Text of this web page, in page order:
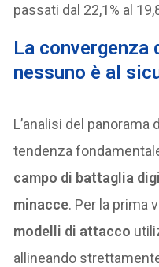
passati dal 22,1% al
La convergenza
nessuno è al
L’analisi del
tendenza
campo di battaglia
minacce. Per la prima
modelli di attacco
allineando